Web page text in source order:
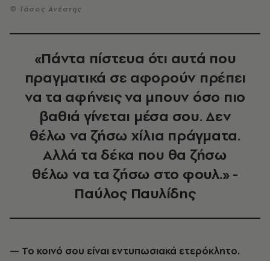
© Τάσος Ανέστης
«Πάντα πίστευα ότι αυτά που
πραγματικά σε αφορούν πρέπει
να τα αφήνεις να μπουν όσο πιο
βαθιά γίνεται μέσα σου. Δεν
θέλω να ζήσω χίλια πράγματα.
Αλλά τα δέκα που θα ζήσω
θέλω να τα ζήσω στο φουλ.» -
Παύλος Παυλίδης
— Το κοινό σου είναι εντυπωσιακά ετερόκλητο.